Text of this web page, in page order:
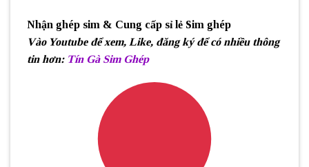
Nhận ghép sim & Cung cấp sỉ lẻ Sim ghép
Vào Youtube để xem, Like, đăng ký để có nhiều thông
tin hơn: Tín Gà Sim Ghép